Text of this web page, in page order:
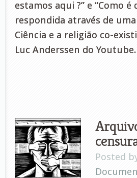
estamos aqui ?” e “Como
respondida através de
Ciência e a religião co-
Luc Anderssen do Youtube.
Posted